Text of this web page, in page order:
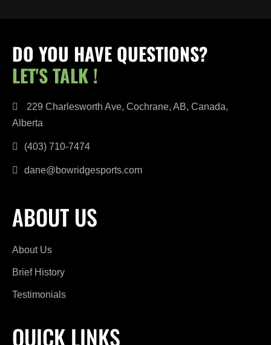
DO YOU HAVE QUESTIONS?
LET'S TALK !
229 Charlesworth Ave, Cochrane, AB, Canada,
Alberta
(403) 710-7474
dane@bowridgesports.com
ABOUT US
About Us
Brief History
Testimonials
QUICK LINKS